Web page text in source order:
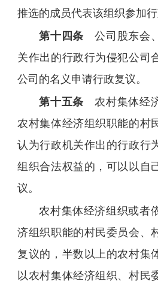
推选的成员代表该组织参加行
第十四条 公司股东会
关作出的行政行为侵犯公司
公司的名义申请行政复议。
第十五条 农村集体经
农村集体经济组织职能的村
认为行政机关作出的行政行
组织合法权益的，可以以自
议。
农村集体经济组织或者
济组织职能的村民委员会、
复议的，半数以上的农村集
以农村集体经济组织、村民